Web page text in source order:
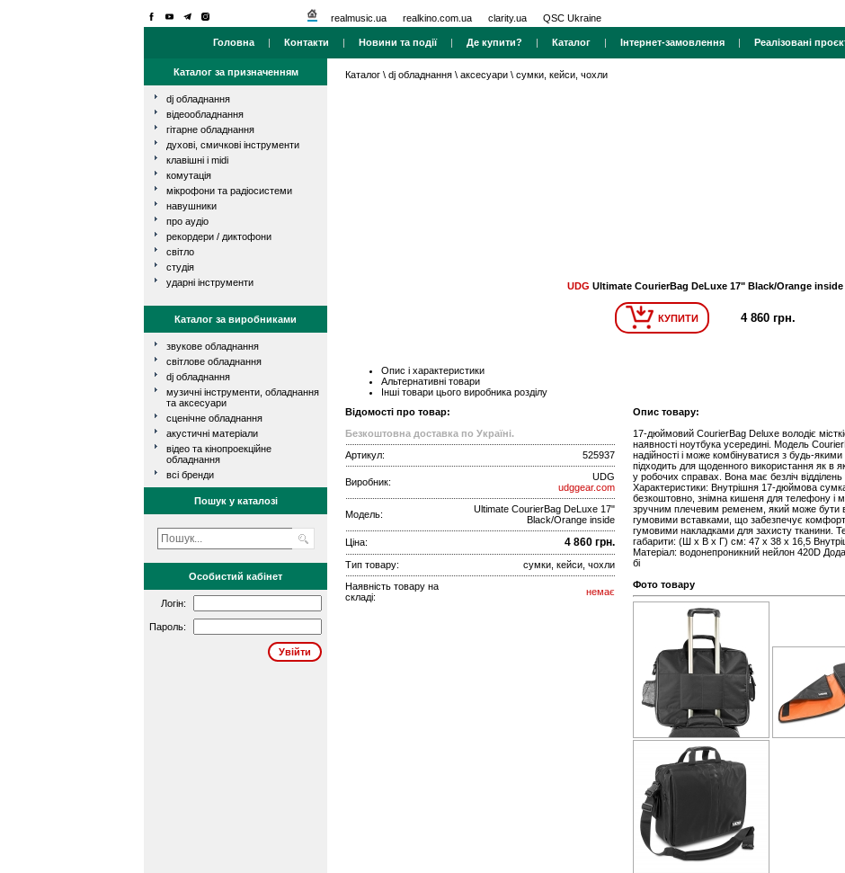
realmusic.ua realkino.com.ua clarity.ua QSC Ukraine
Головна | Контакти | Новини та події| Де купити? | Каталог | Інтернет-замовлення | Реалізовані
Каталог за призначенням
dj обладнання
відеообладнання
гітарне обладнання
духові, смичкові інструменти
клавішні і midi
комутація
мікрофони та радіосистеми
навушники
про аудіо
рекордери / диктофони
світло
студія
ударні інструменти
Каталог за виробниками
звукове обладнання
світлове обладнання
dj обладнання
музичні інструменти, обладнання
та аксесуари
сценічне обладнання
акустичні матеріали
відео та кінопроекційне
обладнання
всі бренди
Пошук у каталозі
Особистий кабінет
Логін:
Пароль:
Каталог \ dj обладнання \ аксесуари \ сумки, кейси, чохли
UDG Ultimate CourierBag DeLuxe 17" Black/Orange inside
КУПИТИ 4 860 грн.
Опис і характеристики
Альтернативні товари
Інші товари цього виробника розділу
Відомості про товар:
Безкоштовна доставка по Україні.
Артикул:
525937
Виробник:
UDG
udggear.com
Модель:
Ultimate CourierBag DeLuxe 17"
Black/Orange inside
Ціна: 4 860 грн.
Тип товару:
сумки, кейси, чохли
Наявність товару на
складі:
немає
Опис товару:
17-дюймовий CourierBag Deluxe володіє
наявності ноутбука усередині. Модель
надійності і може комбінуватися з будь-
підходить для щоденного використання як в
у робочих справах. Вона має безліч
Характеристики: Внутрішня 17-дюймова
безкоштовно, знімна кишеня для телефону і
зручним плечевим ременем, який може бути
гумовими вставками, що забезпечує комфорт
гумовими накладками для захисту тканини.
габарити: (Ш x В x Г) см: 47 x 38 x 16,5
Матеріал: водонепроникний нейлон 420D
бі
Фото товару